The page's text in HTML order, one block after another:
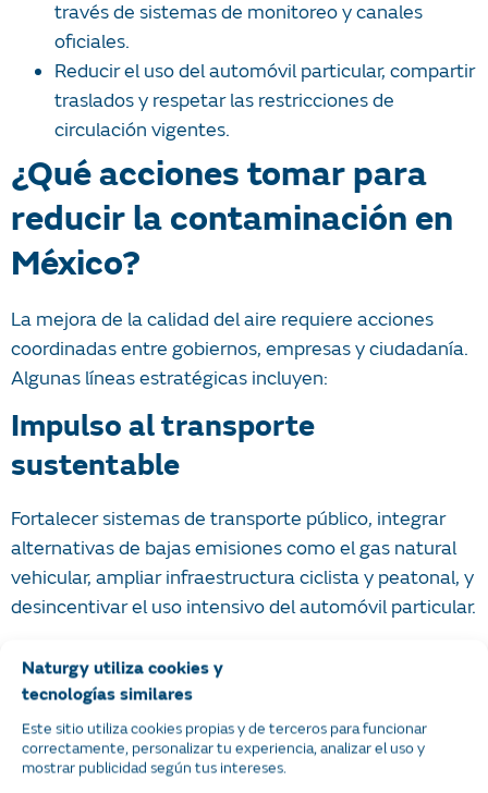
Naturgy utiliza cookies y
tecnologías similares
Este sitio utiliza cookies propias y de terceros para funcionar
correctamente, personalizar tu experiencia, analizar el uso y
mostrar publicidad según tus intereses.
través de sistemas de monitoreo y canales
oficiales.
Reducir el uso del automóvil particular, compartir
traslados y respetar las restricciones de
circulación vigentes.
¿Qué acciones tomar para
reducir la contaminación en
México?
La mejora de la calidad del aire requiere acciones
coordinadas entre gobiernos, empresas y ciudadanía.
Algunas líneas estratégicas incluyen:
Impulso al transporte
sustentable
Fortalecer sistemas de transporte público, integrar
alternativas de bajas emisiones como el gas natural
vehicular, ampliar infraestructura ciclista y peatonal, y
desincentivar el uso intensivo del automóvil particular.
Modernización industrial y
comercial
Sustituir combustibles de alta huella ambiental por
opciones de menor impacto, optimizar procesos